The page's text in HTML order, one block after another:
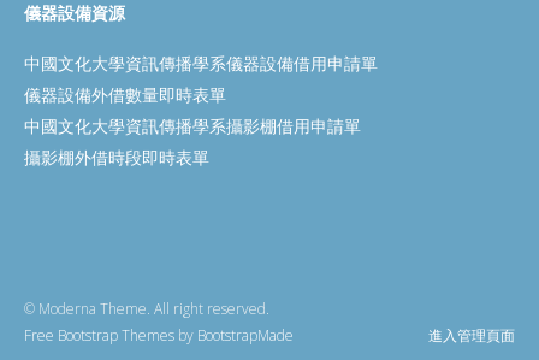
儀器設備資源
中國文化大學資訊傳播學系儀器設備借用申請單
儀器設備外借數量即時表單
中國文化大學資訊傳播學系攝影棚借用申請單
攝影棚外借時段即時表單
© Moderna Theme. All right reserved.
Free Bootstrap Themes by BootstrapMade 進入管理頁面